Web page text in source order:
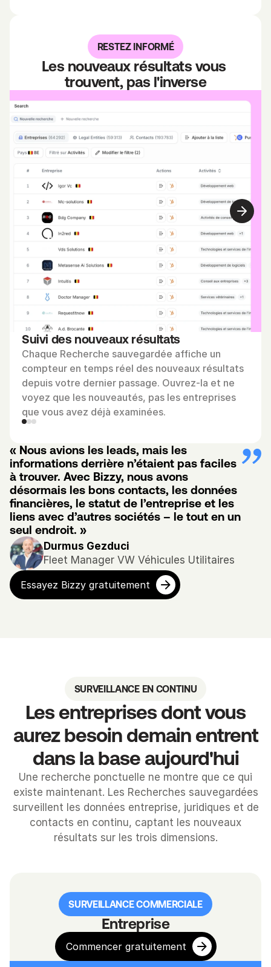
Suivi des nouveaux résultats
Chaque Recherche sauvegardée affiche un
compteur en temps réel des nouveaux résultats
depuis votre dernier passage. Ouvrez-la et ne
voyez que les nouveautés, pas les entreprises
que vous avez déjà examinées.
RESTEZ INFORMÉ
Les nouveaux résultats vous
trouvent, pas l'inverse
« Nous avions les leads, mais les
informations derrière n’étaient pas faciles
à trouver. Avec Bizzy, nous avons
désormais les bons contacts, les données
financières, le statut de l’entreprise et les
liens avec d’autres sociétés – le tout en un
seul endroit. »
Durmus Gezduci
Fleet Manager VW Véhicules Utilitaires
Essayez Bizzy gratuitement
SURVEILLANCE EN CONTINU
Les entreprises dont vous
aurez besoin demain entrent
dans la base aujourd'hui
Une recherche ponctuelle ne montre que ce qui
existe maintenant. Les Recherches sauvegardées
surveillent les données entreprise, juridiques et de
contacts en continu, captant les nouveaux
résultats sur les trois dimensions.
SURVEILLANCE COMMERCIALE
Entreprise
Commencer gratuitement